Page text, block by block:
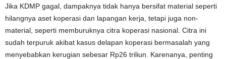
Jika KDMP gagal, dampaknya tidak hanya bersifat material seperti
hilangnya aset koperasi dan lapangan kerja, tetapi juga non-
material, seperti memburuknya citra koperasi nasional. Citra ini
sudah terpuruk akibat kasus delapan koperasi bermasalah yang
menyebabkan kerugian sebesar Rp26 triliun. Karenanya, penting